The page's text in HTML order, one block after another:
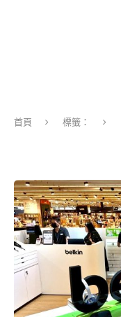
首頁 標籤：